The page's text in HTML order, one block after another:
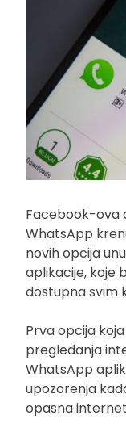
Facebook-ova
WhatsApp
novih opcija
aplikacije, koje
dostupna svim
Prva opcija
pregledanja
WhatsApp
upozorenja
opasna